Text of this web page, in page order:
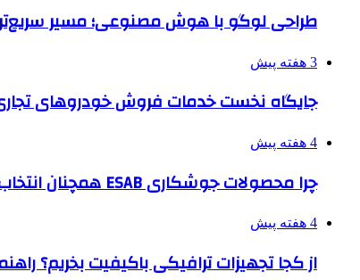
طراحی لوگو با هوش مصنوعی؛ مسیر
3 هفته پیش
جایگاه نخست خدمات فروش خودروهای
4 هفته پیش
چرا محصولات جوشکاری ESAB همچنان انتخاب اول صنایع بزرگ هستند؟
4 هفته پیش
از کجا تجهیزات ترافیکی باکیفیت بخریم؟